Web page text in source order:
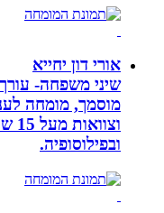
אורי דון יחייא
שיני משפחה- עורך דין
מוסמך, מומחה
וצוואות
ובפילוסופיה.